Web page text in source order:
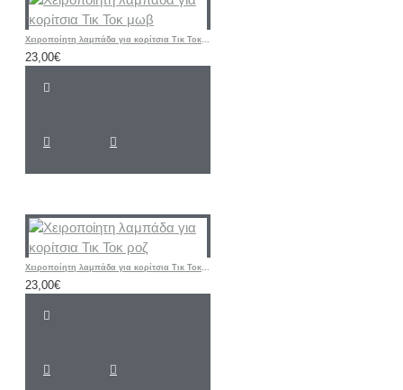
Χειροποίητη λαμπάδα για κορίτσια Τικ Τοκ μωβ
23,00€
Χειροποίητη λαμπάδα για κορίτσια Τικ Τοκ ροζ
23,00€